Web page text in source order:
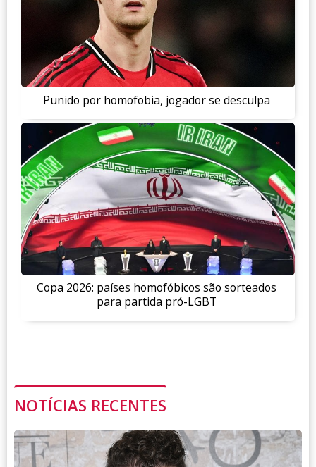
Punido por homofobia, jogador se desculpa
Copa 2026: países homofóbicos são sorteados
para partida pró-LGBT
NOTÍCIAS RECENTES